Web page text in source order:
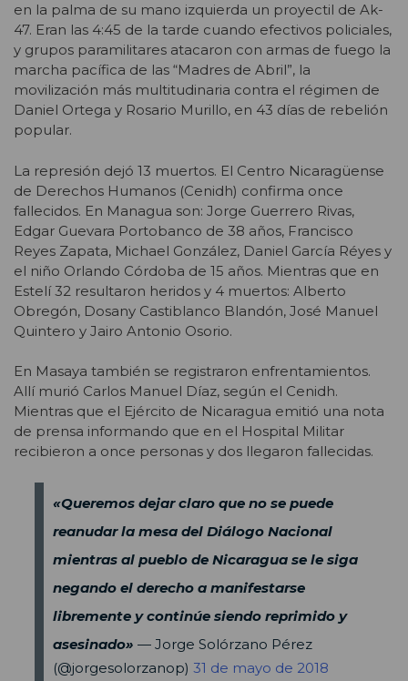
en la palma de su mano izquierda un proyectil de Ak-
47. Eran las 4:45 de la tarde cuando efectivos policiales,
y grupos paramilitares atacaron con armas de fuego la
marcha pacífica de las “Madres de Abril”, la
movilización más multitudinaria contra el régimen de
Daniel Ortega y Rosario Murillo, en 43 días de rebelión
popular.
La represión dejó 13 muertos. El Centro Nicaragüense
de Derechos Humanos (Cenidh) confirma once
fallecidos. En Managua son: Jorge Guerrero Rivas,
Edgar Guevara Portobanco de 38 años, Francisco
Reyes Zapata, Michael González, Daniel García Réyes y
el niño Orlando Córdoba de 15 años. Mientras que en
Estelí 32 resultaron heridos y 4 muertos: Alberto
Obregón, Dosany Castiblanco Blandón, José Manuel
Quintero y Jairo Antonio Osorio.
En Masaya también se registraron enfrentamientos.
Allí murió Carlos Manuel Díaz, según el Cenidh.
Mientras que el Ejército de Nicaragua emitió una nota
de prensa informando que en el Hospital Militar
recibieron a once personas y dos llegaron fallecidas.
«Queremos dejar claro que no se puede
reanudar la mesa del Diálogo Nacional
mientras al pueblo de Nicaragua se le siga
negando el derecho a manifestarse
libremente y continúe siendo reprimido y
asesinado» — Jorge Solórzano Pérez
(@jorgesolorzanop) 31 de mayo de 2018